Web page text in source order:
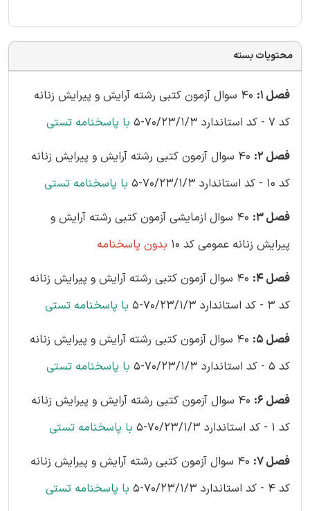
محتویات بسته
فصل 1:
40 سوال آزمون کتبی رشته آرایش و پیرایش زنانه
کد 7 - کد استاندارد 70/23/1/3-5
با پاسخنامه تستی
فصل 2:
40 سوال آزمون کتبی رشته آرایش و پیرایش زنانه
کد 10 - کد استاندارد 70/23/1/3-5
با پاسخنامه تستی
فصل 3:
40 سوال ازمایشی آزمون کتبی رشته آرایش و
پیرایش زنانه عمومی کد 10
بدون پاسخنامه
فصل 4:
40 سوال آزمون کتبی رشته آرایش و پیرایش زنانه
کد 3 - کد استاندارد 70/23/1/3-5
با پاسخنامه تستی
فصل 5:
40 سوال آزمون کتبی رشته آرایش و پیرایش زنانه
کد 5 - کد استاندارد 70/23/1/3-5
با پاسخنامه تستی
فصل 6:
40 سوال آزمون کتبی رشته آرایش و پیرایش زنانه
کد 1 - کد استاندارد 70/23/1/3-5
با پاسخنامه تستی
فصل 7:
40 سوال آزمون کتبی رشته آرایش و پیرایش زنانه
کد 4 - کد استاندارد 70/23/1/3-5
با پاسخنامه تستی